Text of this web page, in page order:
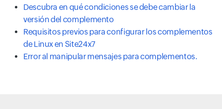
Descubra en qué condiciones se debe cambiar la
versión del complemento
Requisitos previos para configurar los complementos
de Linux en Site24x7
Error al manipular mensajes para complementos.